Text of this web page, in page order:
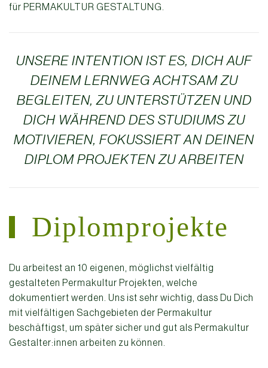
für PERMAKULTUR GESTALTUNG.
UNSERE INTENTION IST ES, DICH AUF
DEINEM LERNWEG ACHTSAM ZU
BEGLEITEN, ZU UNTERSTÜTZEN UND
DICH WÄHREND DES STUDIUMS ZU
MOTIVIEREN, FOKUSSIERT AN DEINEN
DIPLOM PROJEKTEN ZU ARBEITEN
Diplomprojekte
Du arbeitest an 10 eigenen, möglichst vielfältig
gestalteten Permakultur Projekten, welche
dokumentiert werden. Uns ist sehr wichtig, dass Du Dich
mit vielfältigen Sachgebieten der Permakultur
beschäftigst, um später sicher und gut als Permakultur
Gestalter:innen arbeiten zu können.